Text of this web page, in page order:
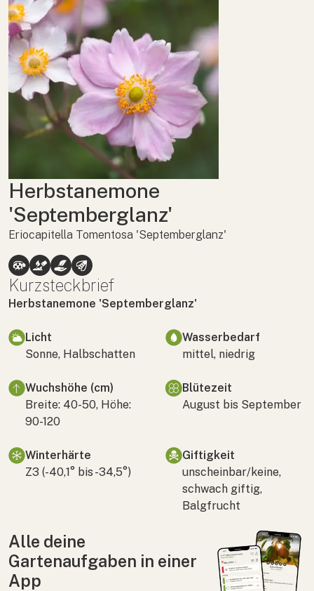
Herbstanemone
'Septemberglanz'
Eriocapitella Tomentosa 'Septemberglanz'
Kurzsteckbrief
Herbstanemone 'Septemberglanz'
Licht
Sonne, Halbschatten
Wasserbedarf
mittel, niedrig
Wuchshöhe (cm)
Breite: 40-50, Höhe:
90-120
Blütezeit
August bis September
Winterhärte
Z3 (-40,1° bis -34,5°)
Giftigkeit
unscheinbar/keine,
schwach giftig,
Balgfrucht
Alle deine
Gartenaufgaben in einer
App